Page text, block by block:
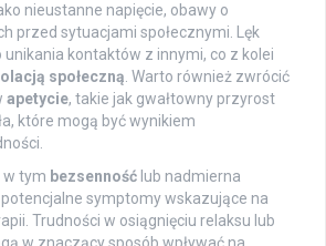
nieustanne napięcie, obawy o
przed sytuacjami społecznymi. Lęk
kontaktów z innymi, co z kolei
społeczną. Warto również zwrócić
apetycie, takie jak gwałtowny przyrost
które mogą być wynikiem
w tym bezsenność lub nadmierna
symptomy wskazujące na
Trudności w osiągnięciu relaksu lub